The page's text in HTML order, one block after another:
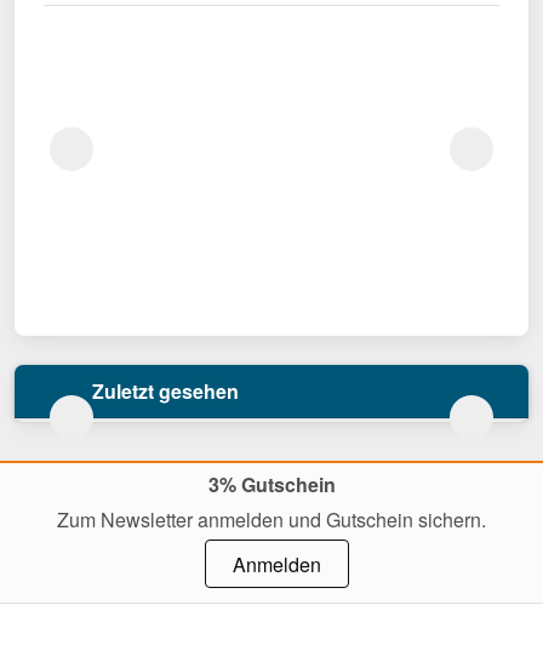
Zuletzt gesehen
3% Gutschein
Zum Newsletter anmelden und Gutschein sichern.
Anmelden